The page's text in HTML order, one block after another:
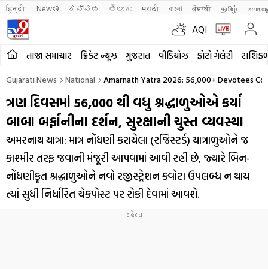
हिन्दी News9 ಕನ್ನಡ తెలుగు मराठी বাংলা ਪੰਜਾਬੀ தமிழ்
AQI
તાજા સમાચાર ક્રિકેટ ન્યૂઝ ગુજરાત વીડિયોઝ ફોટો ગેલેરી
Gujarati News National Amarnath Yatra 2026: 56,000+ Devotees
ત્રણ દિવસમાં 56,000 થી વધુ શ્રદ્ધાળુઓએ કર્યા
બાબા બર્ફાનીના દર્શન, સુરક્ષાની ચુસ્ત વ્યવસ્થા
અમરનાથ યાત્રા: માત્ર નોંધણી કરાયેલા (રજિસ્ટર્ડ) યાત્રાળુઓને જ
કાશ્મીર તરફ જવાની મંજૂરી આપવામાં આવી રહી છે, જ્યારે બિન-
નોંધણીકૃત શ્રદ્ધાળુઓને નવો રજીસ્ટ્રેશન ક્વોટા ઉપલબ્ધ ન થાય
ત્યાં સુધી નિર્ધારિત ચેકપોસ્ટ પર રોકી દેવામાં આવશે.